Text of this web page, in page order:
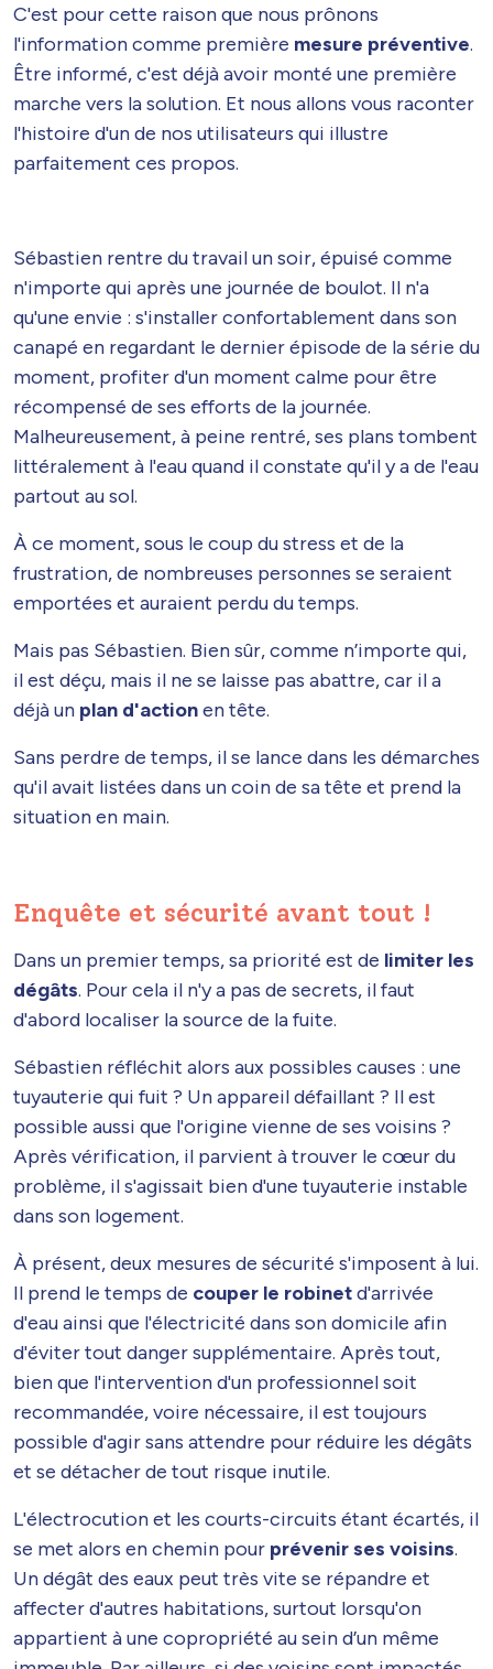
C'est pour cette raison que nous prônons
l'information comme première mesure préventive.
Être informé, c'est déjà avoir monté une première
marche vers la solution. Et nous allons vous raconter
l'histoire d'un de nos utilisateurs qui illustre
parfaitement ces propos.
Sébastien rentre du travail un soir, épuisé comme
n'importe qui après une journée de boulot. Il n'a
qu'une envie : s'installer confortablement dans son
canapé en regardant le dernier épisode de la série du
moment, profiter d'un moment calme pour être
récompensé de ses efforts de la journée.
Malheureusement, à peine rentré, ses plans tombent
littéralement à l'eau quand il constate qu'il y a de l'eau
partout au sol.
À ce moment, sous le coup du stress et de la
frustration, de nombreuses personnes se seraient
emportées et auraient perdu du temps.
Mais pas Sébastien. Bien sûr, comme n’importe qui,
il est déçu, mais il ne se laisse pas abattre, car il a
déjà un plan d'actionen tête.
Sans perdre de temps, il se lance dans les démarches
qu'il avait listées dans un coin de sa tête et prend la
situation en main.
Enquête et sécurité avant tout !
Dans un premier temps, sa priorité est de limiter les
dégâts. Pour cela il n'y a pas de secrets, il faut
d'abord localiser la source de la fuite.
Sébastien réfléchit alors aux possibles causes : une
tuyauterie qui fuit ? Un appareil défaillant ? Il est
possible aussi que l'origine vienne de ses voisins ?
Après vérification, il parvient à trouver le cœur du
problème, il s'agissait bien d'une tuyauterie instable
dans son logement.
À présent, deux mesures de sécurité s'imposent à lui.
Il prend le temps de couper le robinetd'arrivée
d'eau ainsi que l'électricité dans son domicile afin
d'éviter tout danger supplémentaire. Après tout,
bien que l'intervention d'un professionnel soit
recommandée, voire nécessaire, il est toujours
possible d'agir sans attendre pour réduire les dégâts
et se détacher de tout risque inutile.
L'électrocution et les courts-circuits étant écartés, il
se met alors en chemin pour prévenir ses voisins.
Un dégât des eaux peut très vite se répandre et
affecter d'autres habitations, surtout lorsqu'on
appartient à une copropriété au sein d’un même